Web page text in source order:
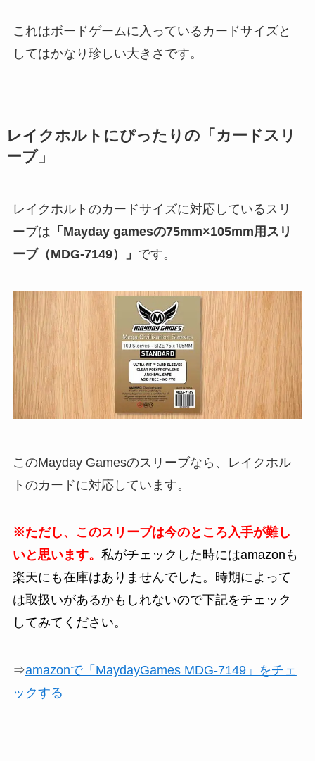
これはボードゲームに入っているカードサイズと
してはかなり珍しい大きさです。
レイクホルトにぴったりの「カードスリ
ーブ」
レイクホルトのカードサイズに対応しているスリ
ーブは 「Mayday gamesの75mm×105mm用スリ
ーブ（MDG-7149）
」 です。
このMayday Gamesのスリーブなら、レイクホル
トのカードに対応しています。
※ただし、このスリーブは今のところ入手が難し
いと思います。 私がチェックした時にはamazonも
楽天にも在庫はありませんでした。時期によって
は取扱いがあるかもしれないので下記をチェック
してみてください。
⇒amazonで「MaydayGames MDG-7149」をチェ
ックする